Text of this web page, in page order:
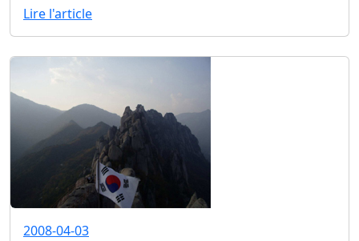
Lire l'article
2008-04-03